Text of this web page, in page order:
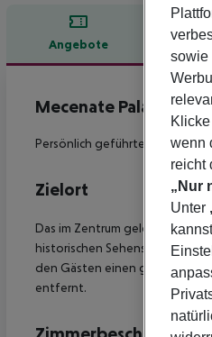
Angebote
Mecenate Palace
4
Persönlich geführtes
Zielort
Das im Zentrum gelegene
historischen
den Gästen einen guten
entfernt.
sowie
wenn
reicht
„Nur
Unter